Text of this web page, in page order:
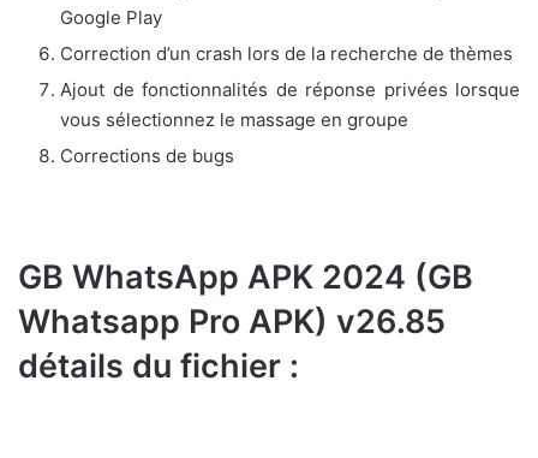
Google Play
Correction d’un crash lors de la recherche de thèmes
Ajout de fonctionnalités de réponse privées lorsque
vous sélectionnez le massage en groupe
Corrections de bugs
GB WhatsApp APK 2024 (GB
Whatsapp Pro APK) v26.85
détails du fichier :